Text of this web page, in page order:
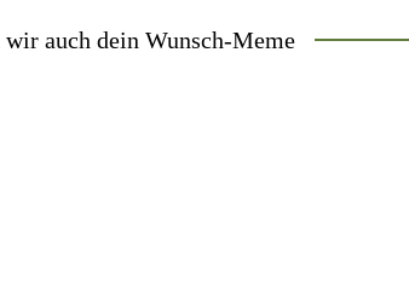
wir auch dein Wunsch-Meme